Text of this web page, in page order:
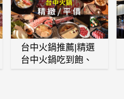
台中火鍋推薦|精選
台中火鍋吃到飽、